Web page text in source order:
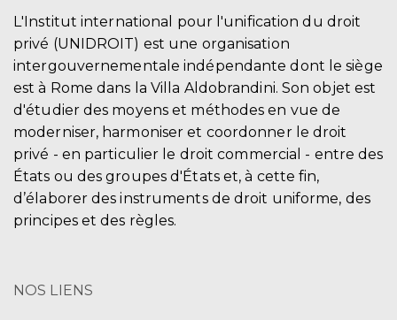
L'Institut international pour l'unification du droit
privé (UNIDROIT) est une organisation
intergouvernementale indépendante dont le siège
est à Rome dans la Villa Aldobrandini. Son objet est
d'étudier des moyens et méthodes en vue de
moderniser, harmoniser et coordonner le droit
privé - en particulier le droit commercial - entre des
États ou des groupes d'États et, à cette fin,
d’élaborer des instruments de droit uniforme, des
principes et des règles.
NOS LIENS